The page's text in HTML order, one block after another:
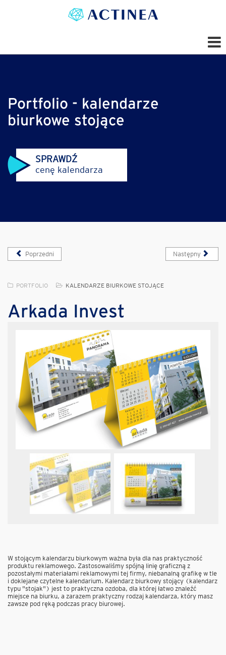
Portfolio - kalendarze
biurkowe stojące
SPRAWDŹ
cenę kalendarza
Poprzedni Następny
PORTFOLIO KALENDARZE BIURKOWE STOJĄCE
Arkada Invest
W stojącym kalendarzu biurkowym ważna była dla nas praktyczność
produktu reklamowego. Zastosowaliśmy spójną linię graficzną z
pozostałymi materiałami reklamowymi tej firmy, niebanalną grafikę w tle
i doklejane czytelne kalendarium. Kalendarz biurkowy stojący (kalendarz
typu "stojak") jest to praktyczna ozdoba, dla której łatwo znaleźć
miejsce na biurku, a zarazem praktyczny rodzaj kalendarza, który masz
zawsze pod ręką podczas pracy biurowej.